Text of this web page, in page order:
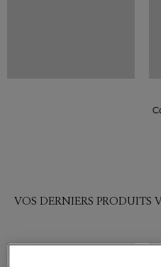
VOS DERNIERS PRODUITS